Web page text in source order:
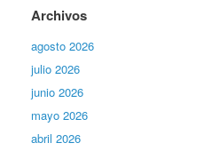
Archivos
agosto 2026
julio 2026
junio 2026
mayo 2026
abril 2026